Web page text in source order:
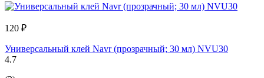
120 ₽
Универсальный клей Navr (прозрачный; 30 мл) NVU30
4.7